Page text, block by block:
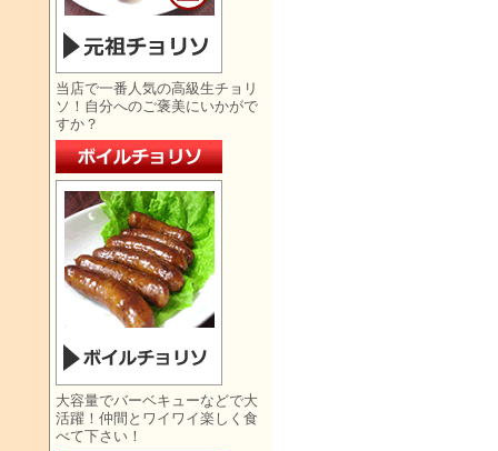
当店で一番人気の高級生チョリ
ソ！自分へのご褒美にいかがで
すか？
大容量でバーベキューなどで大
活躍！仲間とワイワイ楽しく食
べて下さい！